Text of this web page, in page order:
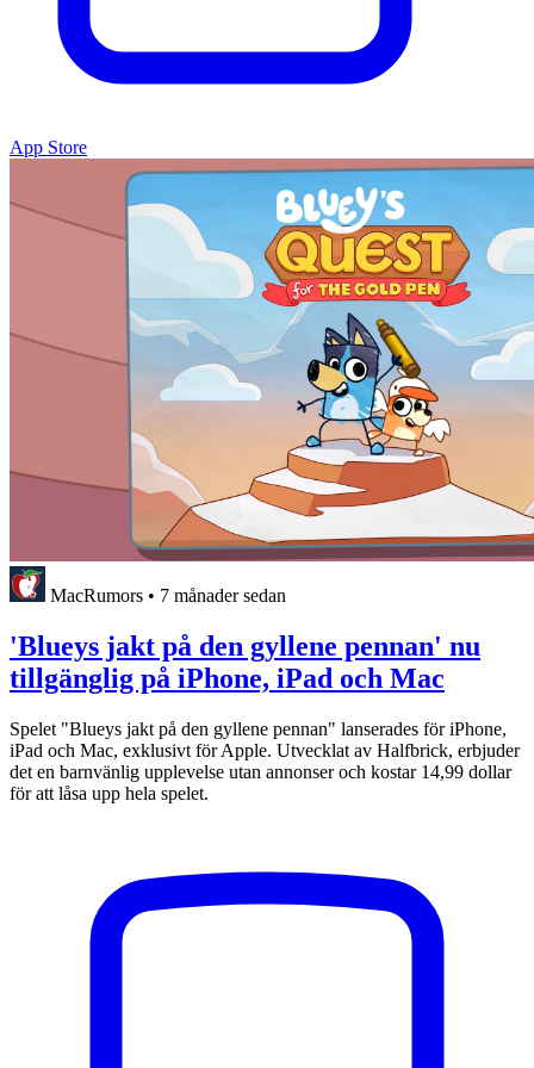
App Store
MacRumors • 7 månader sedan
'Blueys jakt på den gyllene pennan' nu
tillgänglig på iPhone, iPad och Mac
Spelet "Blueys jakt på den gyllene pennan" lanserades för iPhone,
iPad och Mac, exklusivt för Apple. Utvecklat av Halfbrick, erbjuder
det en barnvänlig upplevelse utan annonser och kostar 14,99 dollar
för att låsa upp hela spelet.